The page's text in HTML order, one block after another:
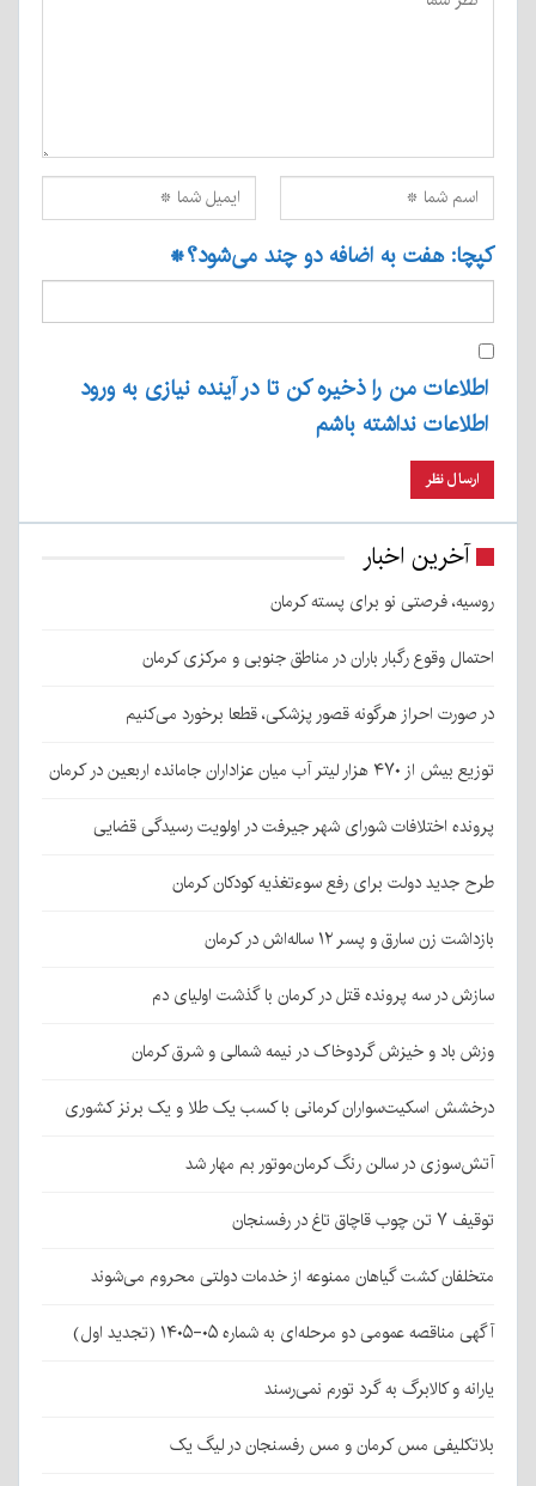
کپچا: هفت به اضافه دو چند می‌شود؟*
اطلاعات من را ذخیره کن تا در آینده نیازی به ورود
اطلاعات نداشته باشم
آخرین اخبار
روسیه، فرصتی نو برای پسته کرمان
احتمال وقوع رگبار باران در مناطق جنوبی و مرکزی کرمان
در صورت احراز هرگونه قصور پزشکی، قطعا برخورد می‌کنیم
توزیع بیش از ۴۷۰ هزار لیتر آب میان عزاداران جامانده اربعین در کرمان
پرونده اختلافات شورای شهر جیرفت در اولویت رسیدگی قضایی
طرح جدید دولت برای رفع سوءتغذیه کودکان کرمان
بازداشت زن سارق و پسر ۱۲ ساله‌اش در کرمان
سازش در سه پرونده قتل در کرمان با گذشت اولیای دم
وزش باد و خیزش گردوخاک در نیمه شمالی و شرق کرمان
درخشش اسکیت‌سواران کرمانی با کسب یک طلا و یک برنز کشوری
آتش‌سوزی در سالن رنگ کرمان‌موتور بم مهار شد
توقیف ۷ تن چوب قاچاق تاغ در رفسنجان
متخلفان کشت گیاهان ممنوعه از خدمات دولتی محروم می‌شوند
آگهی مناقصه عمومی دو مرحله‌ای به شماره ۰۵-۱۴۰۵ (تجدید اول)
یارانه و کالابرگ به گرد تورم نمی‌رسند
بلاتکلیفی مس کرمان و مس رفسنجان در لیگ یک